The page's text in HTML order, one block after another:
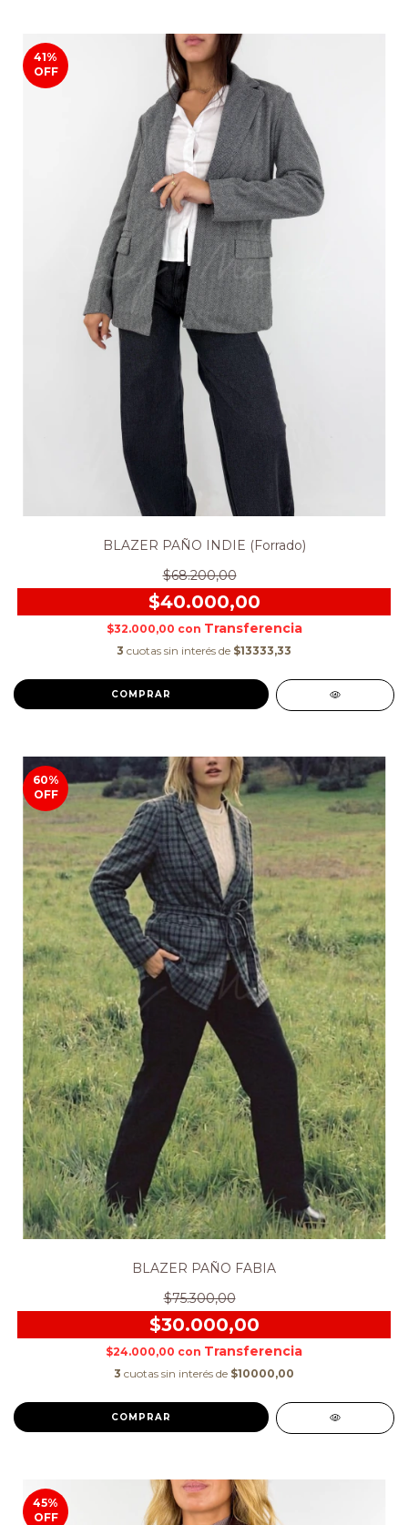
41%
OFF
BLAZER PAÑO INDIE (Forrado)
$68.200,00
$40.000,00
$32.000,00 con
3 cuotas sin interés de $13333,33
COMPRAR
60%
OFF
BLAZER PAÑO FABIA
$75.300,00
$30.000,00
$24.000,00 con
3 cuotas sin interés de $10000,00
COMPRAR
45%
OFF